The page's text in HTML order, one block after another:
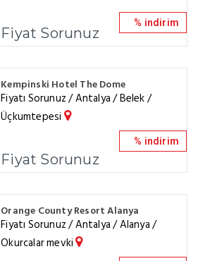
Fiyat Sorunuz
% indirim
Kempinski Hotel The Dome
Fiyatı Sorunuz / Antalya / Belek /
Üçkumtepesi
Fiyat Sorunuz
% indirim
Orange County Resort Alanya
Fiyatı Sorunuz / Antalya / Alanya /
Okurcalar mevki